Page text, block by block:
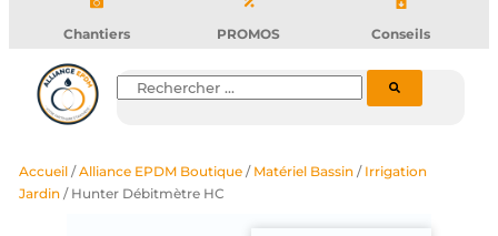
b
o
o
k
u
b d
n
Chantiers PROMOS Conseils
Rechercher
Accueil/Alliance EPDM Boutique/ Matériel Bassin/ Irrigation
Jardin/ Hunter Débitmètre HC